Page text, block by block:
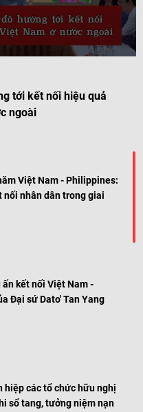
tới kết nối hiệu quả
ngoài
Việt Nam - Philippines:
nối nhân dân trong giai
ấn kết nối Việt Nam -
Đại sứ Dato' Tan Yang
hiệp các tổ chức hữu nghị
sổ tang, tưởng niệm nạn